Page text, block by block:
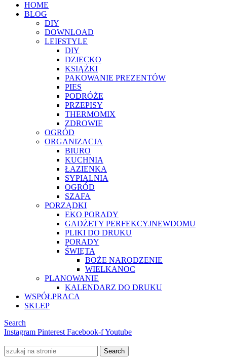
HOME
BLOG
DIY
DOWNLOAD
LEIFSTYLE
DIY
DZIECKO
KSIĄŻKI
PAKOWANIE PREZENTÓW
PIES
PODRÓŻE
PRZEPISY
THERMOMIX
ZDROWIE
OGRÓD
ORGANIZACJA
BIURO
KUCHNIA
ŁAZIENKA
SYPIALNIA
OGRÓD
SZAFA
PORZĄDKI
EKO PORADY
GADŻETY PERFEKCYJNEWDOMU
PLIKI DO DRUKU
PORADY
ŚWIĘTA
BOŻE NARODZENIE
WIELKANOC
PLANOWANIE
KALENDARZ DO DRUKU
WSPÓŁPRACA
SKLEP
Search
Instagram Pinterest Facebook-fYoutube
Search